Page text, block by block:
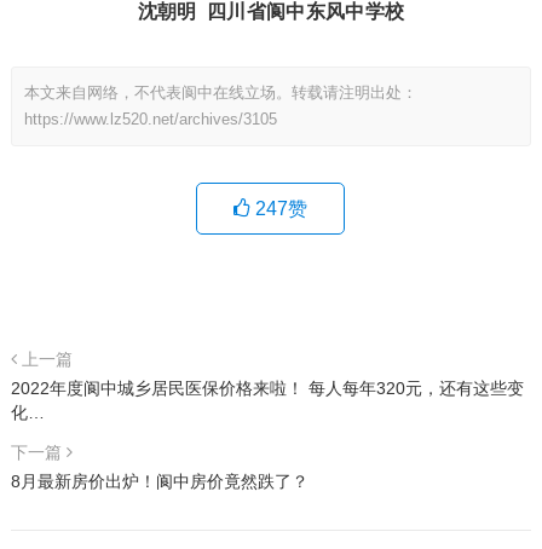
沈朝明 四川省阆中东风中学校
本文来自网络，不代表阆中在线立场。转载请注明出处：
https://www.lz520.net/archives/3105
247赞
上一篇
2022年度阆中城乡居民医保价格来啦！ 每人每年320元，还有这些变
化…
下一篇
8月最新房价出炉！阆中房价竟然跌了？